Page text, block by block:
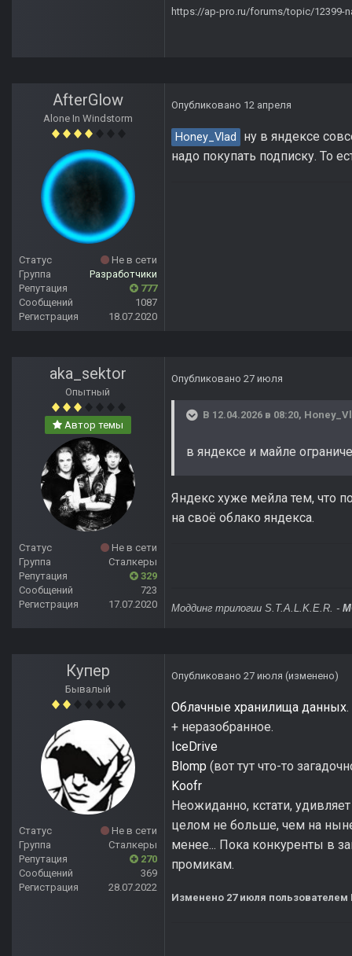
https://ap-pro.ru/forums/topic/12399-
AfterGlow
Alone In Windstorm
Статус
Не в сети
Группа
Разработчики
Репутация
777
Сообщений
1087
Регистрация
18.07.2020
Опубликовано 12 апреля
Honey_Vlad
ну в яндексе
надо покупать подписку. То
aka_sektor
Опытный
Автор темы
Статус
Не в сети
Группа
Сталкеры
Репутация
329
Сообщений
723
Регистрация
17.07.2020
Опубликовано 27 июля
В 12.04.2026 в 08:20,
в яндексе и майле
Яндекс хуже мейла тем, что
на своё облако яндекса.
Моддинг трилогии S.T.A.L.K.E.R. -
Купер
Бывалый
Статус
Не в сети
Группа
Сталкеры
Репутация
270
Сообщений
369
Регистрация
28.07.2022
Опубликовано 27 июля (изменено)
Облачные хранилища данных.
+ неразобранное.
IceDrive
Blomp (вот тут что-то
Koofr
Неожиданно, кстати,
целом не больше, чем на
менее... Пока конкуренты в
промикам.
Изменено 27 июля пользователем